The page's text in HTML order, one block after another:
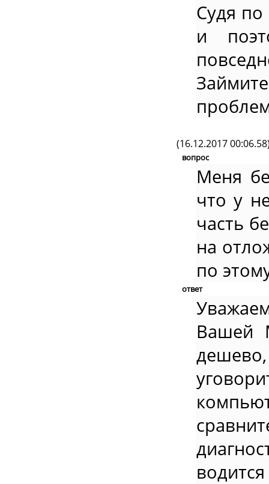
Судя
и
(16.12.2017
вопрос
Меня
что у
часть
на
по
ответ
Вашей